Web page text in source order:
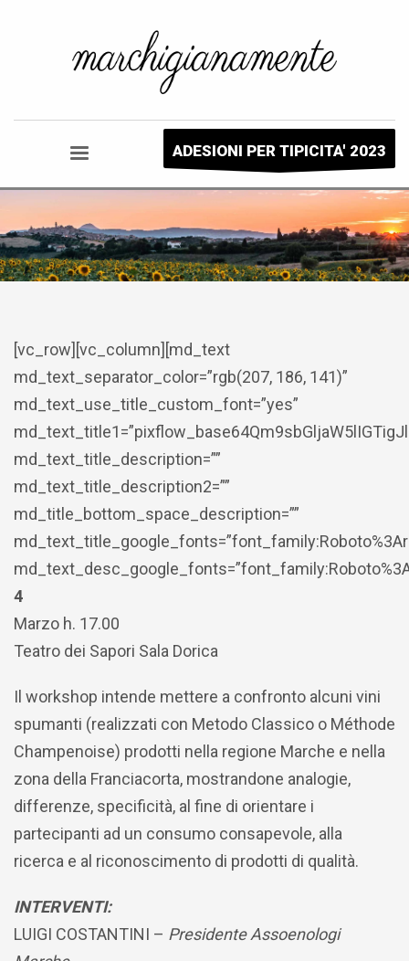
ADESIONI PER TIPICITA' 2023
[vc_row][vc_column][md_text
md_text_separator_color=”rgb(207, 186, 141)”
md_text_use_title_custom_font=”yes”
md_text_title_description=””
md_text_title_description2=””
md_title_bottom_space_description=””
4
Marzo h. 17.00
Teatro dei Sapori Sala Dorica
Il workshop intende mettere a confronto alcuni vini
spumanti (realizzati con Metodo Classico o Méthode
Champenoise) prodotti nella regione Marche e nella
zona della Franciacorta, mostrandone analogie,
differenze, specificità, al fine di orientare i
partecipanti ad un consumo consapevole, alla
ricerca e al riconoscimento di prodotti di qualità.
INTERVENTI:
LUIGI COSTANTINI – Presidente Assoenologi